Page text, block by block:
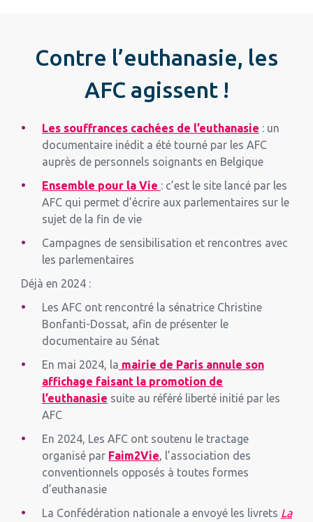
Contre l’euthanasie, les
AFC agissent !
Les souffrances cachées de l’euthanasie : un
documentaire inédit a été tourné par les AFC
auprès de personnels soignants en Belgique
Ensemble pour la Vie : c’est le site lancé par les
AFC qui permet d’écrire aux parlementaires sur le
sujet de la fin de vie
Campagnes de sensibilisation et rencontres avec
les parlementaires
Déjà en 2024 :
Les AFC ont rencontré la sénatrice Christine
Bonfanti-Dossat, afin de présenter le
documentaire au Sénat
En mai 2024, la mairie de Paris annule son
affichage faisant la promotion de
l’euthanasie suite au référé liberté initié par les
AFC
En 2024, Les AFC ont soutenu le tractage
organisé par Faim2Vie, l’association des
conventionnels opposés à toutes formes
d’euthanasie
La Confédération nationale a envoyé les livrets La